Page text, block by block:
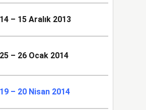
14 – 15 Aralık 2013
25 – 26 Ocak 2014
19 – 20 Nisan 2014